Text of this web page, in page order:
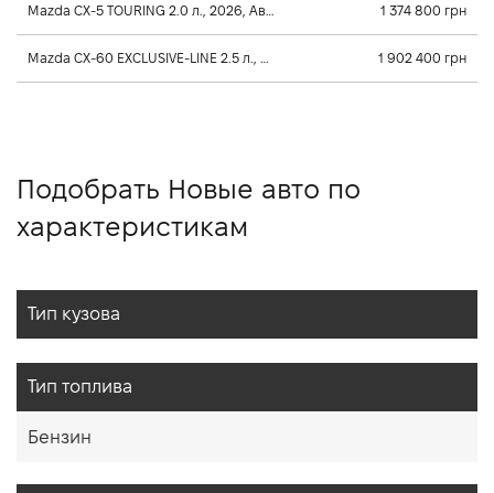
Mazda CX-5 TOURING 2.0 л., 2026, Автомат 1 374 800 грн
Mazda CX-60 EXCLUSIVE-LINE 2.5 л., 2026, Автомат 1 902 400 грн
Подобрать Новые авто по
характеристикам
Тип кузова
Тип топлива
Бензин